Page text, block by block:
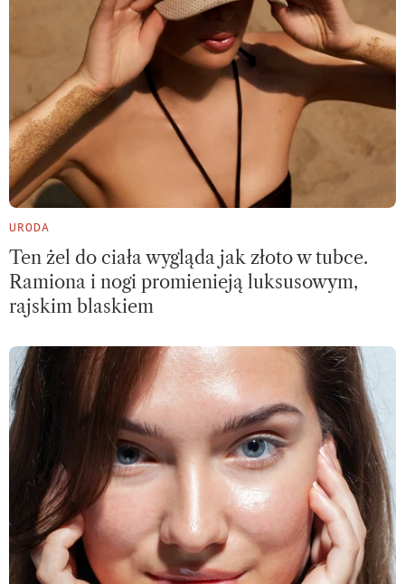
URODA
Ten żel do ciała wygląda jak złoto w tubce.
Ramiona i nogi promienieją luksusowym,
rajskim blaskiem